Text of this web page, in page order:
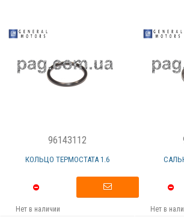
96143112
КОЛЬЦО ТЕРМОСТАТА 1.6
Нет в наличии Нет в